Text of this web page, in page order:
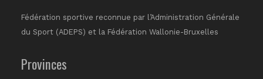
Fédération sportive reconnue par l’Administration Générale
du Sport (ADEPS) et la Fédération Wallonie-Bruxelles
Provinces